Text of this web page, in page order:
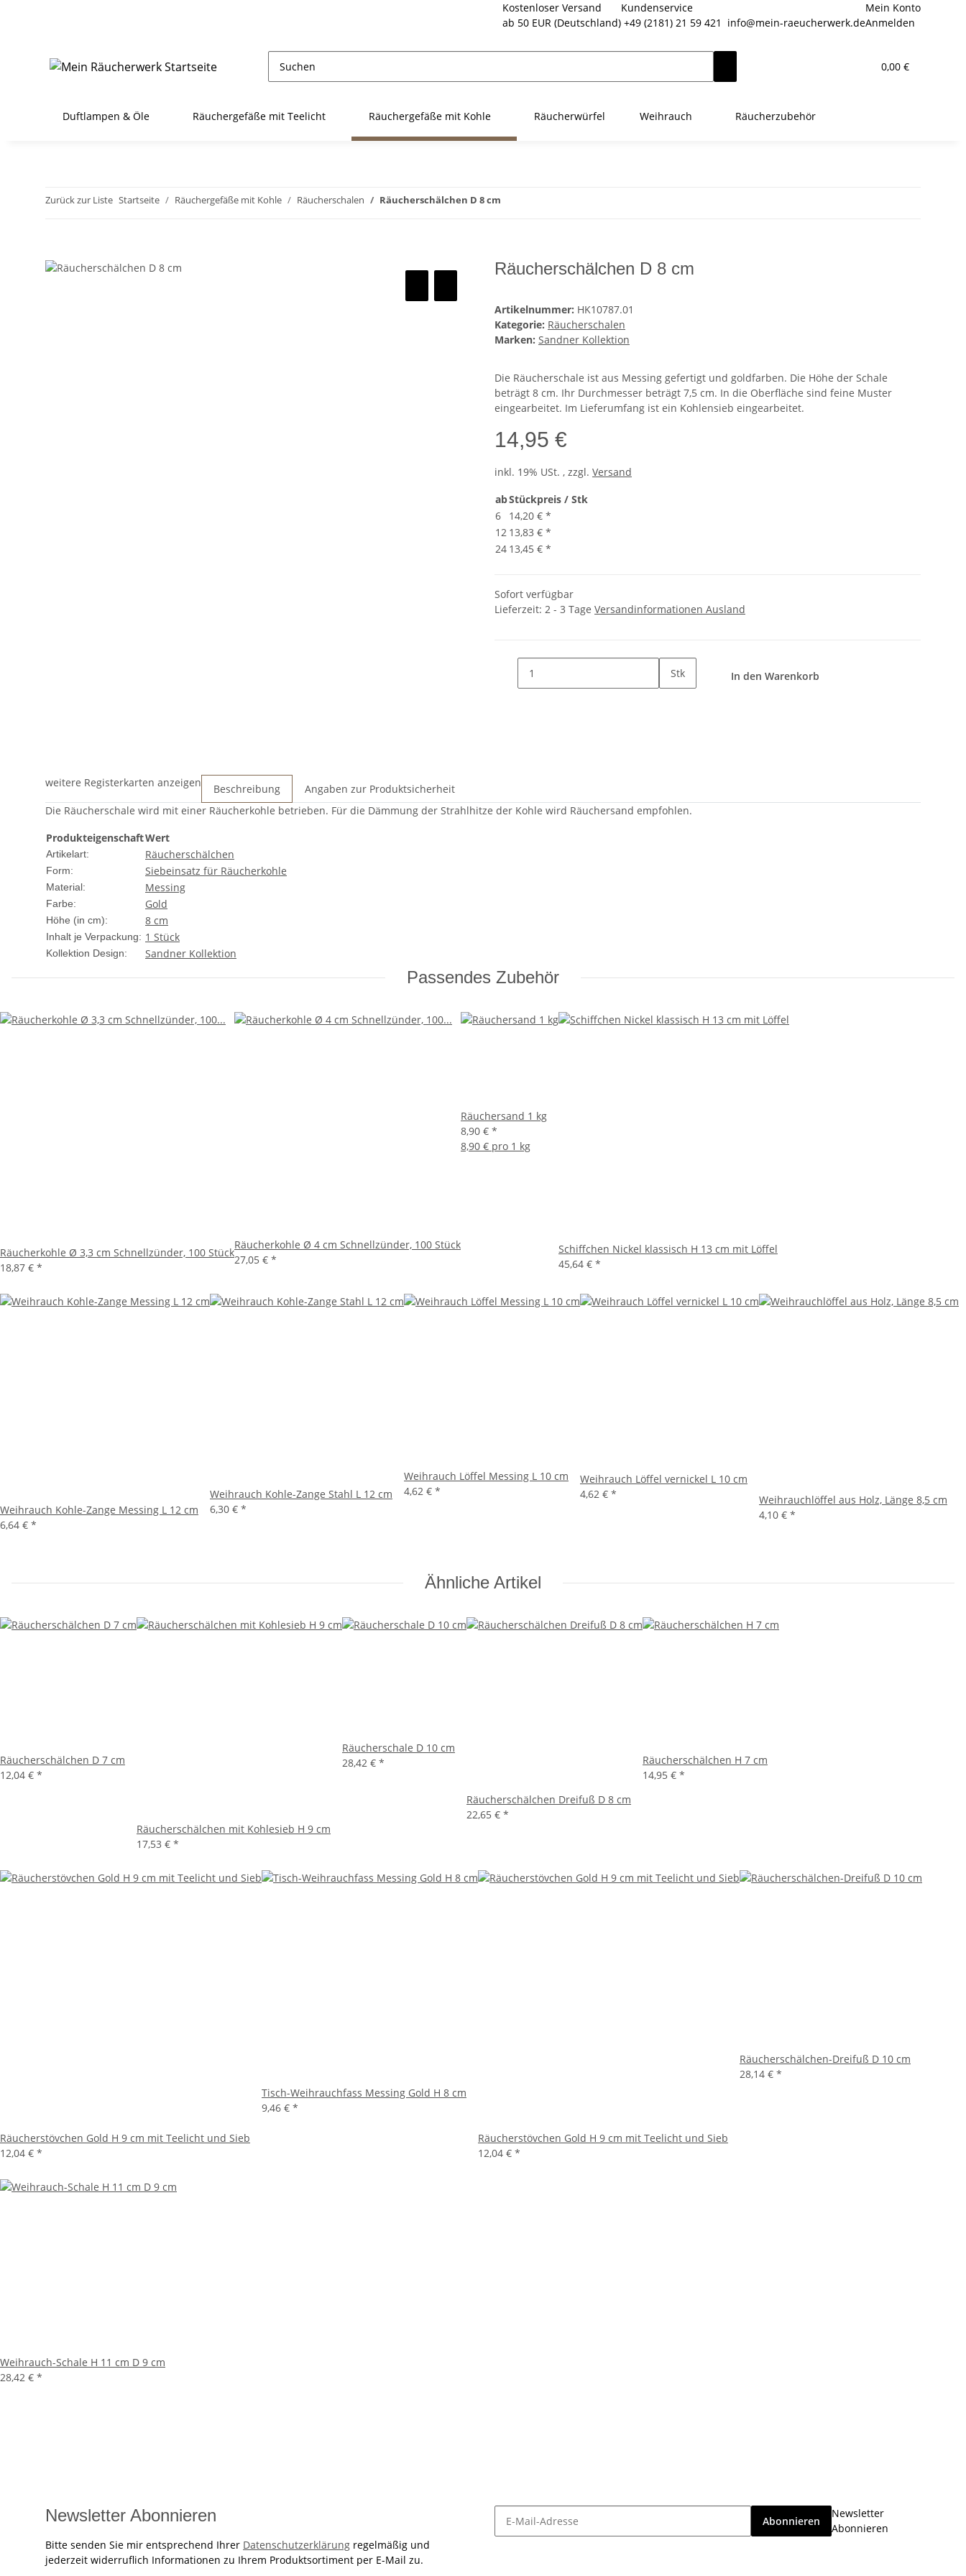
Mein Konto
Anmelden
Kundenservice
+49 (2181) 21 59 421
info@mein-raeucherwerk.de
Kostenloser Versand
ab 50 EUR (Deutschland)
0,00 €
Duftlampen & Öle Räuchergefäße mit Teelicht Räuchergefäße mit Kohle Räucherwürfel Weihrauch Räucherzubehör
Zurück zur Liste Startseite Räuchergefäße mit Kohle Räucherschalen Räucherschälchen D 8 cm
Räucherschälchen D 8 cm
Artikelnummer: HK10787.01
Kategorie: Räucherschalen
Marken: Sandner Kollektion
Die Räucherschale ist aus Messing gefertigt und goldfarben. Die Höhe der Schale
beträgt 8 cm. Ihr Durchmesser beträgt 7,5 cm. In die Oberfläche sind feine Muster
eingearbeitet. Im Lieferumfang ist ein Kohlensieb eingearbeitet.
14,95 €
inkl. 19% USt. , zzgl. Versand
abStückpreis / Stk
6
14,20 € *
12 13,83 € *
24 13,45 € *
Sofort verfügbar
Lieferzeit: 2 - 3 Tage Versandinformationen Ausland
Stk In den Warenkorb
weitere Registerkarten anzeigen Beschreibung
Angaben zur Produktsicherheit
Die Räucherschale wird mit einer Räucherkohle betrieben. Für die Dämmung der Strahlhitze der Kohle wird Räuchersand empfohlen.
ProdukteigenschaftWert
Artikelart: Räucherschälchen
Form: Siebeinsatz für Räucherkohle
Material: Messing
Farbe: Gold
Höhe (in cm): 8 cm
Inhalt je Verpackung: 1 Stück
Kollektion Design: Sandner Kollektion
Passendes Zubehör
Räucherkohle Ø 3,3 cm Schnellzünder, 100 Stück
18,87 € *
Räucherkohle Ø 4 cm Schnellzünder, 100 Stück
27,05 € *
Räuchersand 1 kg
8,90 € *
8,90 € pro 1 kg
Schiffchen Nickel klassisch H 13 cm mit Löffel
45,64 € *
Weihrauch Kohle-Zange Messing L 12 cm
6,64 € *
Weihrauch Kohle-Zange Stahl L 12 cm
6,30 € *
Weihrauch Löffel Messing L 10 cm
4,62 € *
Weihrauch Löffel vernickel L 10 cm
4,62 € *
Weihrauchlöffel aus Holz, Länge 8,5 cm
4,10 € *
Ähnliche Artikel
Räucherschälchen D 7 cm
12,04 € *
Räucherschälchen mit Kohlesieb H 9 cm
17,53 € *
Räucherschale D 10 cm
28,42 € *
Räucherschälchen Dreifuß D 8 cm
22,65 € *
Räucherschälchen H 7 cm
14,95 € *
Räucherstövchen Gold H 9 cm mit Teelicht und Sieb
12,04 € *
Tisch-Weihrauchfass Messing Gold H 8 cm
9,46 € *
Räucherstövchen Gold H 9 cm mit Teelicht und Sieb
12,04 € *
Räucherschälchen-Dreifuß D 10 cm
28,14 € *
Weihrauch-Schale H 11 cm D 9 cm
28,42 € *
Newsletter Abonnieren
Bitte senden Sie mir entsprechend Ihrer Datenschutzerklärung regelmäßig und
jederzeit widerruflich Informationen zu Ihrem Produktsortiment per E-Mail zu.
Abonnieren
Newsletter
Abonnieren